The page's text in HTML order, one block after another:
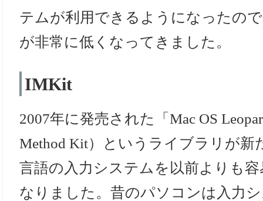
テムが利用できるようになったの
が非常に低くなってきました。
IMKit
2007年に発売された「Mac OS
Method Kit）というライブラリが新
言語の入力システムを以前よりも
なりました。昔のパソコンは入力